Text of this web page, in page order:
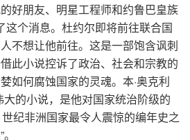
好朋友、明星工程师和约鲁巴皇族
这个消息。杜约尔即将前往联合国
不想让他前往。这是一部饱含讽刺
此小说控诉了政治、社会和宗教的
如何腐蚀国家的灵魂。本·奥克利
大的小说，是他对国家统治阶级的
纪非洲国家最令人震惊的编年史之